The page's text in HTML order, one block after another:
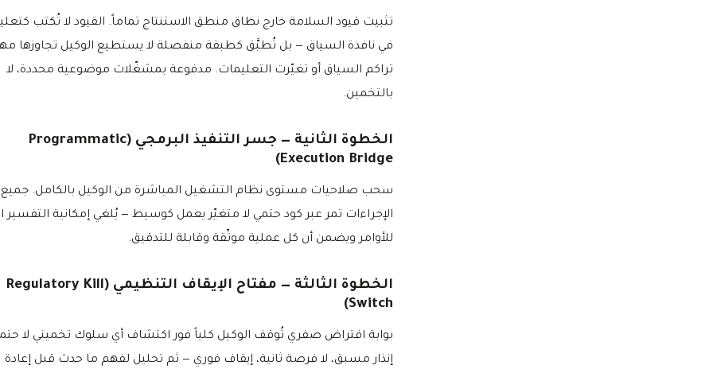
تثبيت قيود السلامة خارج نطاق منطق الاستنتاج تماماً. القيود لا تُكتب
في نافذة السياق — بل تُطبَّق كطبقة منفصلة لا يستطيع الوكيل تجاوزها
تراكم السياق أو تغيّرت التعليمات. مدفوعة بمشغّلات موضوعية محددة، لا
بالتخمين.
الخطوة الثانية — جسر التنفيذ البرمجي (Programmatic
Execution Bridge)
سحب صلاحيات مستوى نظام التشغيل المباشرة من الوكيل بالكامل. جميع
الإجراءات تمر عبر كود حتمي لا متغيّر يعمل كوسيط — يُلغي إمكانية التفسير
للأوامر ويضمن أن كل عملية موثّقة وقابلة للتدقيق.
الخطوة الثالثة — مفتاح الإيقاف التنظيمي (Regulatory Kill
Switch)
بوابة افتراض صفري تُوقف الوكيل كلياً فور اكتشاف أي سلوك تخميني لا
إنذار مسبق، لا فرصة ثانية، إيقاف فوري — ثم تحليل لفهم ما حدث قبل إعادة